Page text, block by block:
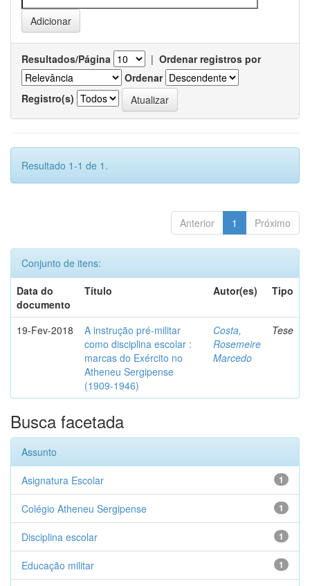
Resultados/Página | Ordenar registros por
Ordenar
Registro(s)
Resultado 1-1 de 1.
Anterior 1 Próximo
Conjunto de itens:
Data do
documento
Título Autor(es) Tipo
19-Fev-2018
A instrução pré-militar
como disciplina escolar :
marcas do Exército no
Atheneu Sergipense
(1909-1946)
Costa,
Rosemeire
Marcedo
Tese
Busca facetada
Assunto
1
Asignatura Escolar
1
Colégio Atheneu Sergipense
1
Disciplina escolar
1
Educação militar